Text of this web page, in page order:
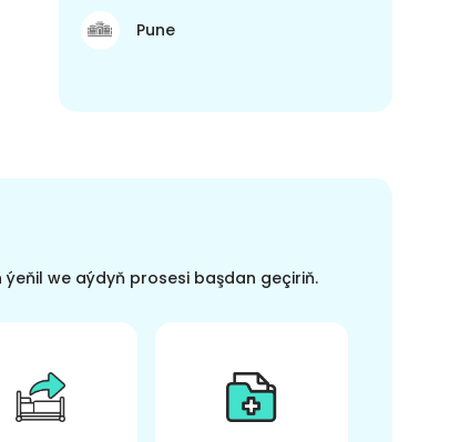
Pune
we aýdyň prosesi başdan geçiriň.